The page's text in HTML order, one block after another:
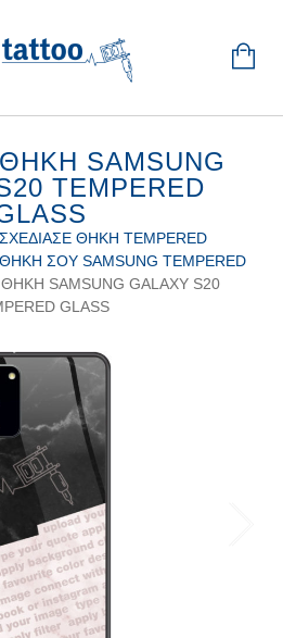
SAMSUNG
TEMPERED
ΣΧΕΔΊΑΣΕ ΘΉΚΗ TEMPERED
ΣΟΥ SAMSUNG TEMPERED
SAMSUNG GALAXY S20
GLASS